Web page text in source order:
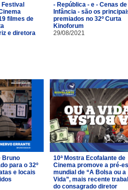
Festival
filmes de
e diretora
- República - e - Cenas de
Infância - são os
premiados no 32º Curta
Kinoforum
29/08/2021
Bruno
para o 32º
e locais
10ª Mostra Ecofalante de
Cinema promove a pré-
mundial de “A Bolsa ou a
Vida”, mais recente
do consagrado diretor